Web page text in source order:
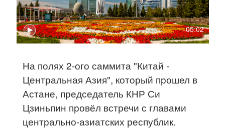
05:02
На полях 2-ого саммита "Китай -
Центральная Азия", который прошел в
Астане, председатель КНР Си
Цзиньпин провёл встречи с главами
центрально-азиатских республик.